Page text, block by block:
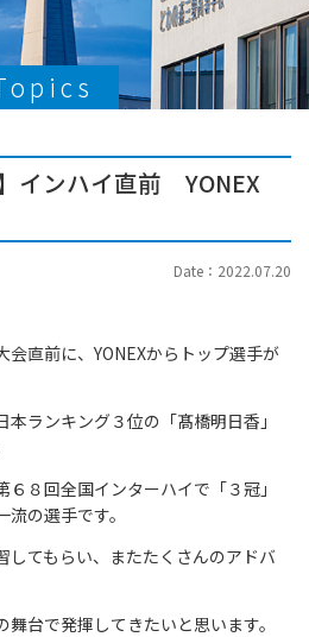
インハイ直前 YONEX
Date：2022.07.20
直前に、YONEXからトップ選手が
ランキング３位の「髙橋明日香」
８回全国インターハイで「３冠」
の選手です。
してもらい、またたくさんのアドバ
台で発揮してきたいと思います。